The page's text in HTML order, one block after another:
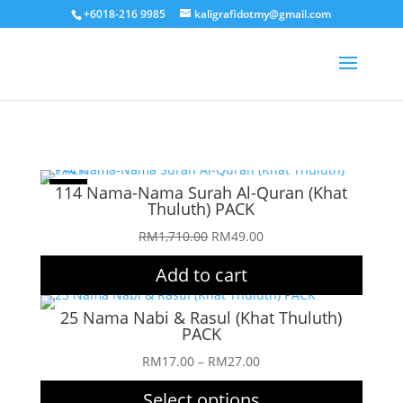
+6018-216 9985 kaligrafidotmy@gmail.com
Sale!
114 Nama-Nama Surah Al-Quran (Khat
Thuluth) PACK
RM1,710.00 Original
price
was:
RM1,710.00.
RM49.00Current
price
RM49.00.
Add to cart
25 Nama Nabi & Rasul (Khat Thuluth)
PACK
RM17.00 – RM27.00Price
range: